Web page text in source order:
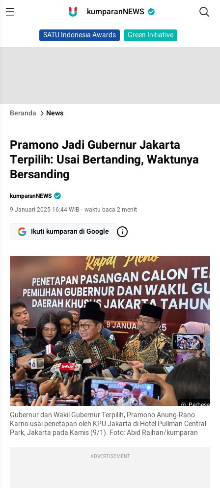
kumparanNEWS
SATU Indonesia Awards Green Initiative
Beranda News
Pramono Jadi Gubernur Jakarta
Terpilih: Usai Bertanding, Waktunya
Bersanding
kumparanNEWS
9 Januari 2025 16:44 WIB · waktu baca 2 menit
Ikuti kumparan di Google
Perbesar
Gubernur dan Wakil Gubernur Terpilih, Pramono Anung-Rano
Karno usai penetapan oleh KPU Jakarta di Hotel Pullman Central
Park, Jakarta pada Kamis (9/1). Foto: Abid Raihan/kumparan
ADVERTISEMENT